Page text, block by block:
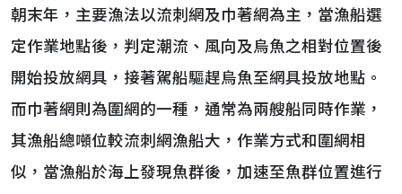
朝末年，主要漁法以流刺網及巾著網為主，當漁船選
定作業地點後，判定潮流、風向及烏魚之相對位置後
開始投放網具，接著駕船驅趕烏魚至網具投放地點。
而巾著網則為圍網的一種，通常為兩艘船同時作業，
其漁船總噸位較流刺網漁船大，作業方式和圍網相
似，當漁船於海上發現魚群後，加速至魚群位置進行